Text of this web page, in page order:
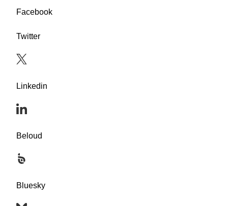
Facebook
Twitter
Linkedin
Beloud
Bluesky